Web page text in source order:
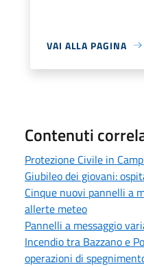
VAI ALLA PAGINA
Contenuti
Protezione Civile in
Giubileo dei giovani:
Cinque nuovi pannelli a
allerte meteo
Pannelli a messaggio
Incendio tra Bazzano e
operazioni di